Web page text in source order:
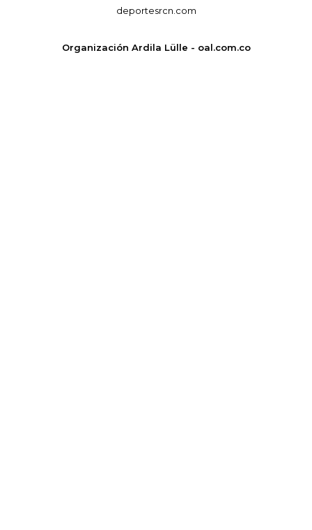
deportesrcn.com
Organización Ardila Lülle - oal.com.co